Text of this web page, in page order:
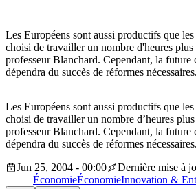
Les Européens sont aussi productifs que
choisi de travailler un nombre d'heures
professeur Blanchard. Cependant, la
dépendra du succès de réformes nécessaires.
Les Européens sont aussi productifs que
choisi de travailler un nombre d’heures
professeur Blanchard. Cependant, la future
dépendra du succès de réformes nécessaires.
Jun 25, 2004 - 00:00
Dernière mise à
ÉconomieÉconomieInnovation &